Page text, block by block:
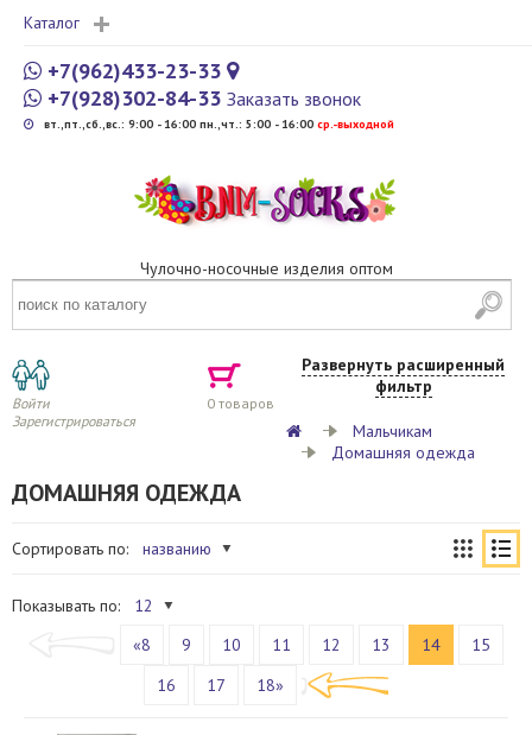
Каталог
+7(962)433-23-33
+7(928)302-84-33 Заказать звонок
вт.,пт.,сб.,вс.: 9:00 - 16:00 пн.,чт.: 5:00 - 16:00 cр.-выходной
Чулочно-носочные изделия оптом
Войти
Зарегистрироваться
0 товаров
Развернуть расширенный
фильтр
Мальчикам
Домашняя одежда
ДОМАШНЯЯ ОДЕЖДА
Сортировать по: названию
Показывать по: 12
«8
9 10 11 12 13 14
15
16
17 18»